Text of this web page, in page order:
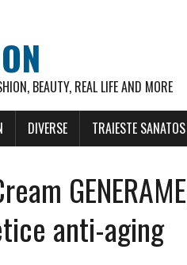
BEAUTY, REAL LIFE AND MORE
DIVERSE TRAIESTE SANATOS
anti-aging